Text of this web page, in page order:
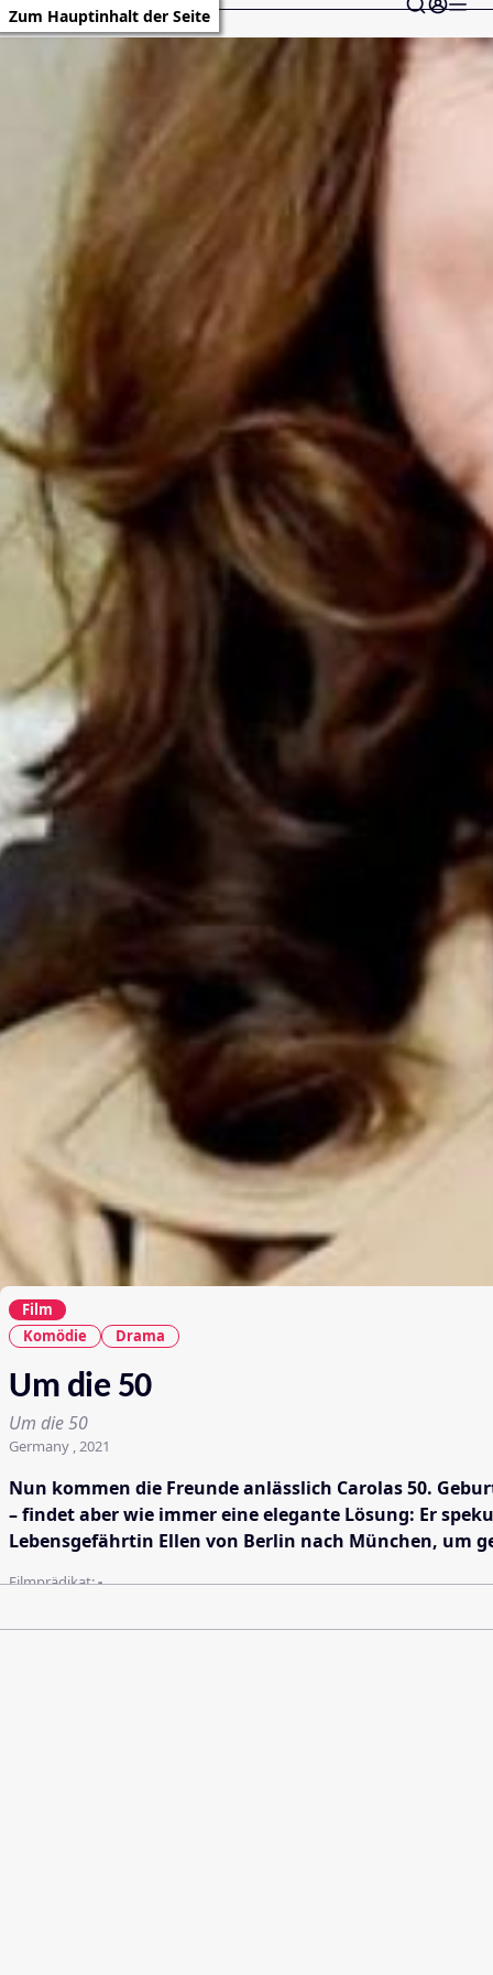
Zum Hauptinhalt der Seite
Film
Komödie
Drama
Um die 50
Um die 50
Germany , 2021
Nun kommen die Freunde anlässlich Carolas 50.
– findet aber wie immer eine elegante Lösung: Er
Lebensgefährtin Ellen von Berlin nach München, um
Filmprädikat:-